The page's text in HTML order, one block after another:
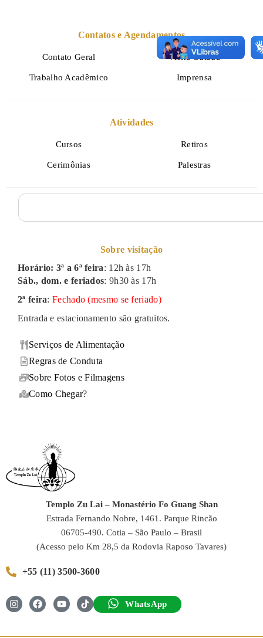
Templo Zu Lai – Monastério Fo Guang Shan
Estrada Fernando Nobre, 1461. Parque Rincão
06705-490. Cotia – São Paulo – Brasil
(Acesso pelo Km 28,5 da Rodovia Raposo Tavares)
+55 (11) 3500-3600
WhatsApp
Sobre visitação
Horário: 3ª a 6ª feira: 12h às 17h
Sáb., dom. e feriados: 9h30 às 17h
2ª feira:Fechado (mesmo se feriado)
Entrada e estacionamento são gratuitos.
Serviços de Alimentação
Regras de Conduta
Sobre Fotos e Filmagens
Como Chegar?
Contatos e Agendamentos
Contato Geral Visita Guiada
Trabalho Acadêmico Imprensa
Atividades
Cursos Retiros
Cerimônias Palestras